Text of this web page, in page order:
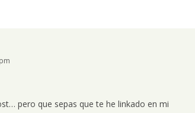
pero que sepas que te he linkado en mi